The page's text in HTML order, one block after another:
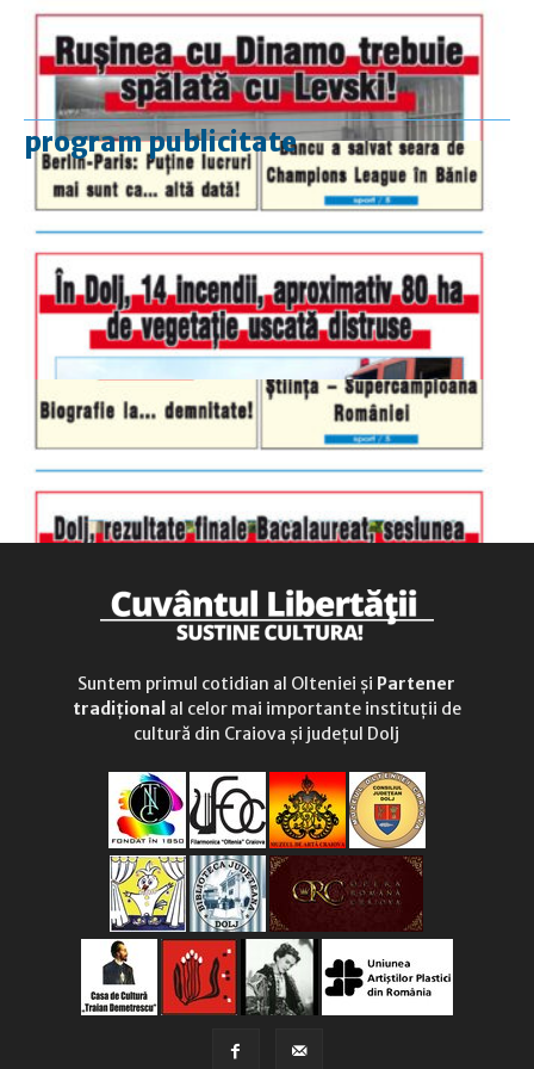
program publicitate
luni-vineri
9.00 - 17.00
duminică
9.00 - 12.00
Suntem primul cotidian al Olteniei și Partener
tradițional al celor mai importante instituții de
cultură din Craiova și județul Dolj